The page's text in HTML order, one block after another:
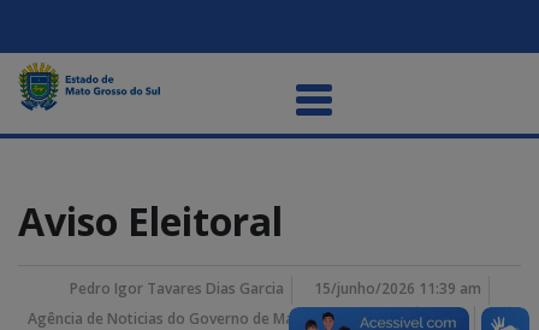
Aviso Eleitoral
Pedro Igor Tavares Dias Garcia
15/junho/2026 11:39 am
Agência de Noticias do Governo de Mato Grosso do Sul